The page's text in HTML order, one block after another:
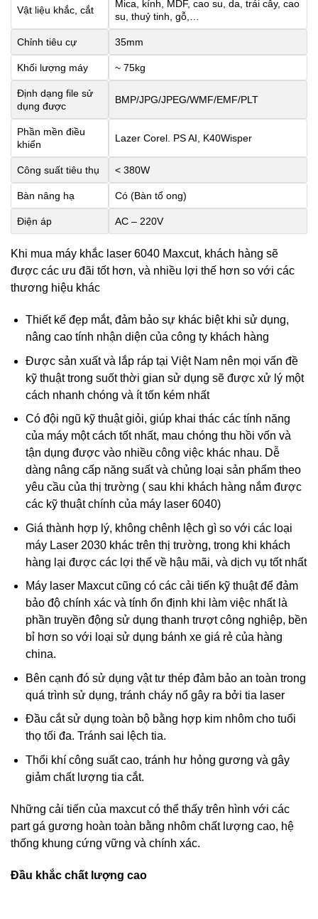
Vật liệu khắc, cắt
Mica, kính, MDF, cao su, da, trái cây, cao
su, thuỷ tinh, gỗ,…
Chỉnh tiêu cự 35mm
Khối lượng máy ~ 75kg
Định dạng file sử
dụng được
BMP/JPG/JPEG/WMF/EMF/PLT
Phần mền điều
khiển
Lazer Corel. PS AI, K40Wisper
Công suất tiêu thụ < 380W
Bàn nâng hạ Có (Bàn tổ ong)
Điện áp AC – 220V
Khi mua máy khắc laser 6040 Maxcut, khách hàng sẽ
được các ưu đãi tốt hơn, và nhiều lợi thế hơn so với các
thương hiệu khác
Thiết kế đẹp mắt, đảm bảo sự khác biệt khi sử dụng,
nâng cao tính nhận diện của công ty khách hàng
Được sản xuất và lắp ráp tại Việt Nam nên mọi vấn đề
kỹ thuật trong suốt thời gian sử dụng sẽ được xử lý một
cách nhanh chóng và ít tốn kém nhất
Có đội ngũ kỹ thuật giỏi, giúp khai thác các tính năng
của máy một cách tốt nhất, mau chóng thu hồi vốn và
tận dụng được vào nhiều công việc khác nhau. Dễ
dàng nâng cấp năng suất và chủng loại sản phẩm theo
yêu cầu của thị trường ( sau khi khách hàng nắm được
các kỹ thuật chính của máy laser 6040)
Giá thành hợp lý, không chênh lệch gì so với các loại
máy Laser 2030 khác trên thị trường, trong khi khách
hàng lại được các lợi thế về hậu mãi, và dịch vụ tốt nhất
Máy laser Maxcut cũng có các cải tiến kỹ thuật để đảm
bảo độ chính xác và tính ổn định khi làm việc nhất là
phần truyền động sử dụng thanh trượt công nghiệp, bền
bỉ hơn so với loại sử dụng bánh xe giá rẻ của hàng
china.
Bên cạnh đó sử dụng vật tư thép đảm bảo an toàn trong
quá trình sử dụng, tránh cháy nổ gây ra bởi tia laser
Đầu cắt sử dụng toàn bộ bằng hợp kim nhôm cho tuổi
thọ tối đa. Tránh sai lệch tia.
Thổi khí công suất cao, tránh hư hỏng gương và gây
giảm chất lượng tia cắt.
Những cải tiến của maxcut có thể thấy trên hình với các
part gá gương hoàn toàn bằng nhôm chất lượng cao, hệ
thống khung cứng vững và chính xác.
Đầu khắc chất lượng cao